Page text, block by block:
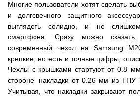
Многие пользователи хотят сделать
и долговечного защитного
выглядеть солидно, и не
смартфона. Сразу можно
современный чехол на Samsung
крепкие, но есть и точные цифры,
Чехлы с крышками стартуют от 0.8
стороне, накладки от 0.26 мм из ТПУ
Учитывая, что накладки закрывают